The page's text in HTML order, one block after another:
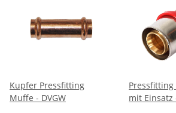
Kupfer Pressfitting
Muffe - DVGW
mit Einsatz